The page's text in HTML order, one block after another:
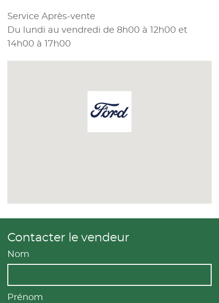
Service Après-vente
Du lundi au vendredi de 8h00 à 12h00 et
14h00 à 17h00
Contacter le vendeur
Nom
Prénom